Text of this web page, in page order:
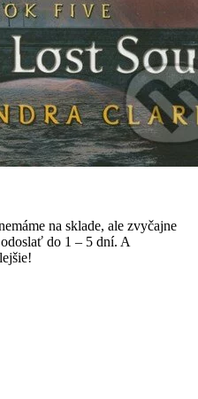
na sklade, ale zvyčajne
do 1 – 5 dní. A